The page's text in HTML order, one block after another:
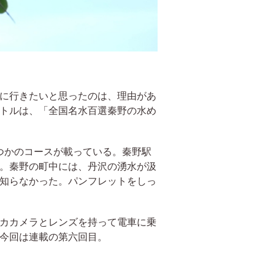
行きたいと思ったのは、理由があ
ルは、「全国名水百選秦野の水め
のコースが載っている。秦野駅
秦野の町中には、丹沢の湧水が汲
らなかった。パンフレットをしっ
カメラとレンズを持って電車に乗
回は連載の第六回目。